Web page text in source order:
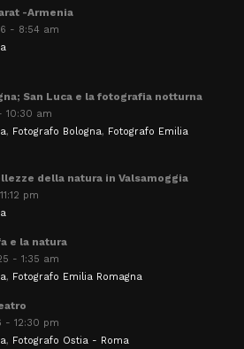
-Armenia
- 8:54 am
San Luca e la fotografia notturna
10:30 am
, Fotografo Bologna, Fotografo Emilia
della natura in Valsamoggia
pm
e la natura
- 1:35 am
, Fotografo Emilia Romagna
- 12:30 pm
, Fotografo Ostia - Roma